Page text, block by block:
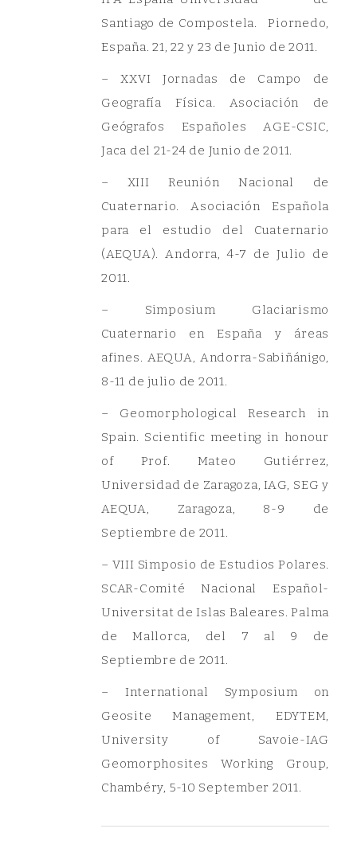
Santiago de Compostela. Piornedo,
España. 21, 22 y 23 de Junio de 2011.
– XXVI Jornadas de Campo de
Geografía Física. Asociación de
Geógrafos Españoles AGE-CSIC,
Jaca del 21-24 de Junio de 2011.
– XIII Reunión Nacional de
Cuaternario. Asociación Española
para el estudio del Cuaternario
(AEQUA). Andorra, 4-7 de Julio de
2011.
– Simposium Glaciarismo
Cuaternario en España y áreas
afines. AEQUA, Andorra-Sabiñánigo,
8-11 de julio de 2011.
– Geomorphological Research in
Spain. Scientific meeting in honour
of Prof. Mateo Gutiérrez,
Universidad de Zaragoza, IAG, SEG y
AEQUA, Zaragoza, 8-9 de
Septiembre de 2011.
– VIII Simposio de Estudios Polares.
SCAR-Comité Nacional Español-
Universitat de Islas Baleares. Palma
de Mallorca, del 7 al 9 de
Septiembre de 2011.
– International Symposium on
Geosite Management, EDYTEM,
University of Savoie-IAG
Geomorphosites Working Group,
Chambéry, 5-10 September 2011.